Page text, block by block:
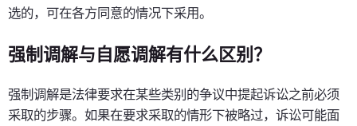
选的，可在各方同意的情况下采用。
强制调解与自愿调解有什么区别？
强制调解是法律要求在某些类别的争议中提起诉讼之前必须
采取的步骤。如果在要求采取的情形下被略过，诉讼可能面